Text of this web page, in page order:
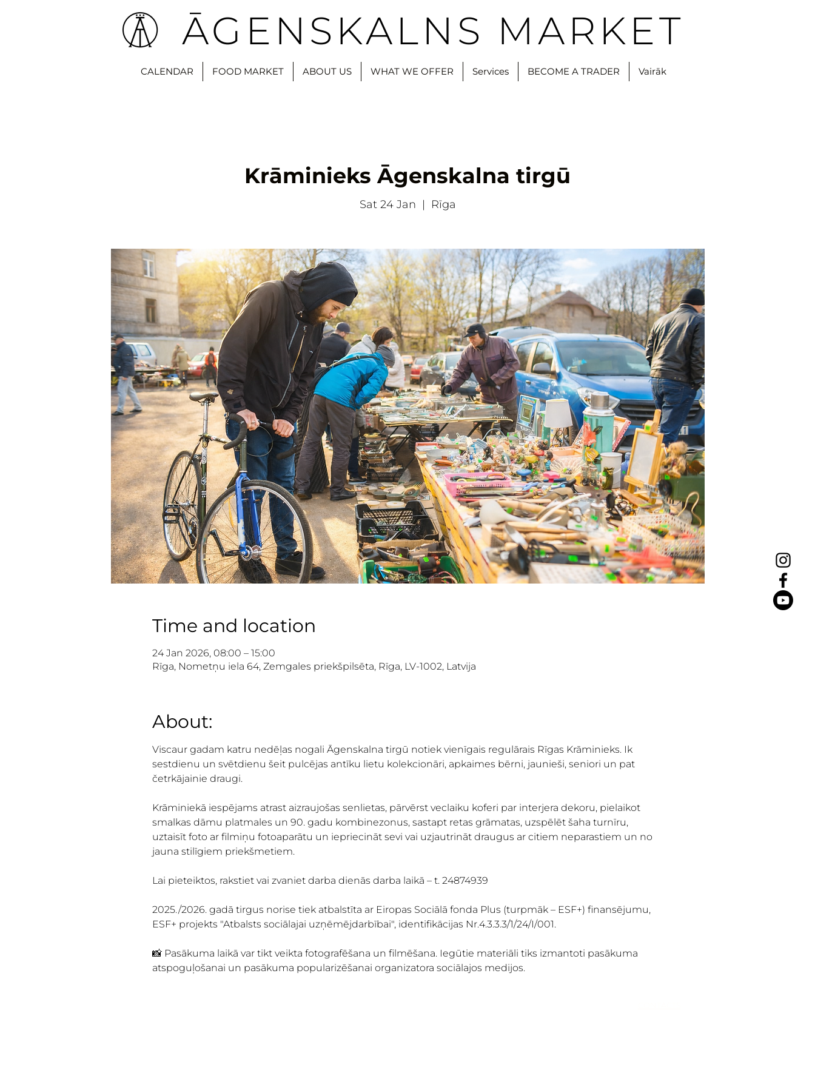
ĀGENSKALNS MARKET
CALENDAR FOOD MARKET ABOUT US WHAT WE OFFER Services BECOME A TRADER Vairāk
Krāminieks Āgenskalna tirgū
Sat 24 Jan
  |
Rīga
Time and location
24 Jan 2026, 08:00 – 15:00
Rīga, Nometņu iela 64, Zemgales priekšpilsēta, Rīga, LV-1002, Latvija
About:
Viscaur gadam katru nedēļas nogali Āgenskalna tirgū notiek vienīgais regulārais Rīgas Krāminieks. Ik
sestdienu un svētdienu šeit pulcējas antīku lietu kolekcionāri, apkaimes bērni, jaunieši, seniori un pat
četrkājainie draugi.
Krāminiekā iespējams atrast aizraujošas senlietas, pārvērst veclaiku koferi par interjera dekoru, pielaikot
smalkas dāmu platmales un 90. gadu kombinezonus, sastapt retas grāmatas, uzspēlēt šaha turnīru,
uztaisīt foto ar filmiņu fotoaparātu un iepriecināt sevi vai uzjautrināt draugus ar citiem neparastiem un no
jauna stilīgiem priekšmetiem.
Lai pieteiktos, rakstiet vai zvaniet darba dienās darba laikā – t. 24874939
2025./2026. gadā tirgus norise tiek atbalstīta ar Eiropas Sociālā fonda Plus (turpmāk – ESF+) finansējumu,
ESF+ projekts "Atbalsts sociālajai uzņēmējdarbībai", identifikācijas Nr.4.3.3.3/1/24/I/001.
📸 Pasākuma laikā var tikt veikta fotografēšana un filmēšana. Iegūtie materiāli tiks izmantoti pasākuma
atspoguļošanai un pasākuma popularizēšanai organizatora sociālajos medijos.